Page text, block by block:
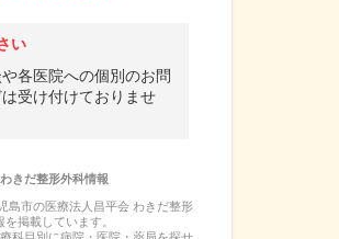
い
各医院への個別のお問
受け付けておりませ
きだ整形外科情報
島市の医療法人昌平会 わきだ整形
を掲載しています。